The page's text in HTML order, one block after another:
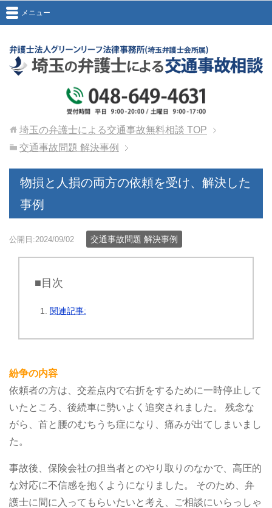
メニュー
埼玉の弁護士による交通事故無料相談 TOP
交通事故問題 解決事例
物損と人損の両方の依頼を受け、解決した
事例
公開日:2024/09/02 交通事故問題 解決事例
■目次
関連記事:
紛争の内容
依頼者の方は、交差点内で右折をするために一時停止して
いたところ、後続車に勢いよく追突されました。
残念な
がら、首と腰のむちうち症になり、痛みが出てしまいまし
た。
事故後、保険会社の担当者とのやり取りのなかで、高圧的
な対応に不信感を抱くようになりました。
そのため、弁
護士に間に入ってもらいたいと考え、ご相談にいらっしゃ